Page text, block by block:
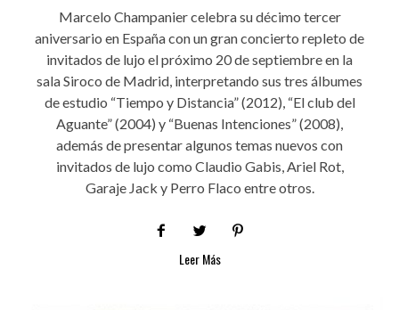
Marcelo Champanier celebra su décimo tercer
aniversario en España con un gran concierto repleto de
invitados de lujo el próximo 20 de septiembre en la
sala Siroco de Madrid, interpretando sus tres álbumes
de estudio “Tiempo y Distancia” (2012), “El club del
Aguante” (2004) y “Buenas Intenciones” (2008),
además de presentar algunos temas nuevos con
invitados de lujo como Claudio Gabis, Ariel Rot,
Garaje Jack y Perro Flaco entre otros.
Leer Más